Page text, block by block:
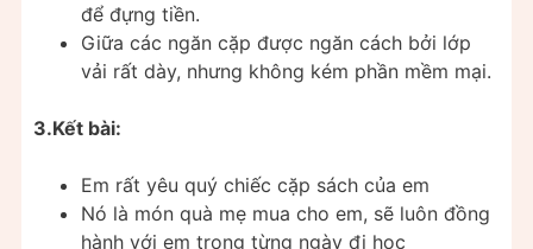
để đựng tiền.
Giữa các ngăn cặp được ngăn cách bởi lớp
vải rất dày, nhưng không kém phần mềm mại.
3.Kết bài:
Em rất yêu quý chiếc cặp sách của em
Nó là món quà mẹ mua cho em, sẽ luôn đồng
hành với em trong từng ngày đi học